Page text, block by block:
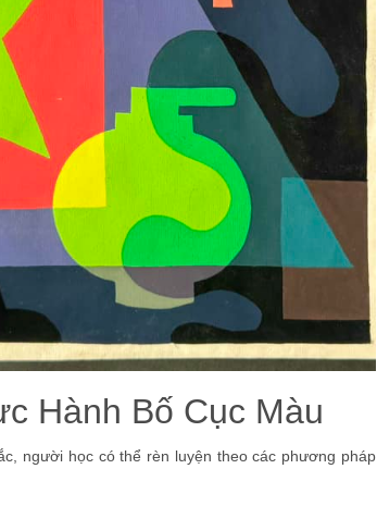
Hành Bố Cục Màu
người học có thể rèn luyện theo các phương pháp